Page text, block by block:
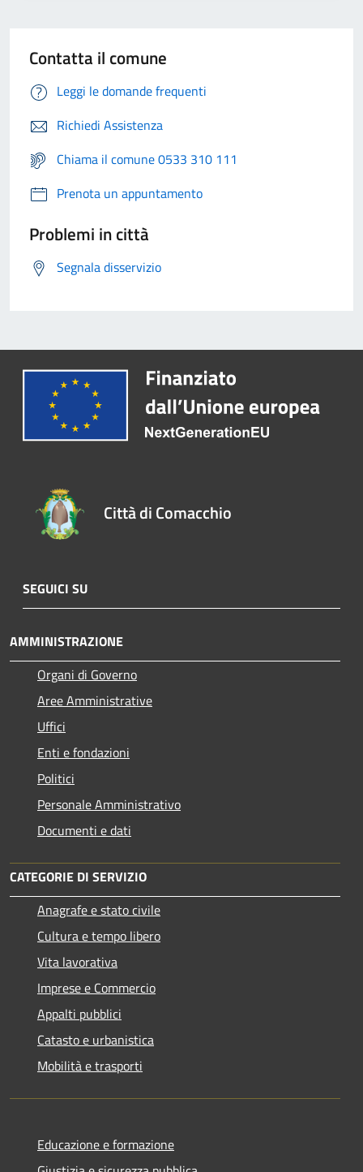
Contatta il comune
Leggi le domande frequenti
Richiedi Assistenza
Chiama il comune 0533 310 111
Prenota un appuntamento
Problemi in città
Segnala disservizio
Città di Comacchio
SEGUICI SU
AMMINISTRAZIONE
Organi di Governo
Aree Amministrative
Uffici
Enti e fondazioni
Politici
Personale Amministrativo
Documenti e dati
CATEGORIE DI SERVIZIO
Anagrafe e stato civile
Cultura e tempo libero
Vita lavorativa
Imprese e Commercio
Appalti pubblici
Catasto e urbanistica
Mobilità e trasporti
Educazione e formazione